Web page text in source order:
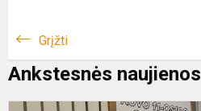
Grįžti
Ankstesnės naujienos